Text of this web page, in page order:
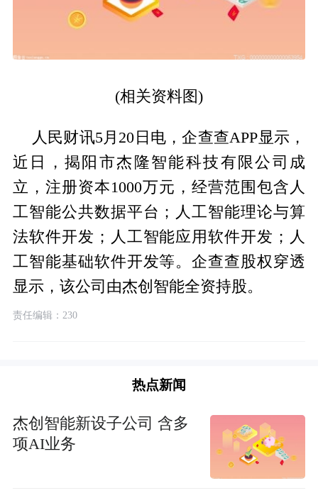
(相关资料图)
人民财讯5月20日电，企查查APP显示，
近日，揭阳市杰隆智能科技有限公司成
立，注册资本1000万元，经营范围包含人
工智能公共数据平台；人工智能理论与算
法软件开发；人工智能应用软件开发；人
工智能基础软件开发等。企查查股权穿透
显示，该公司由杰创智能全资持股。
责任编辑：230
热点新闻
杰创智能新设子公司 含多
项AI业务